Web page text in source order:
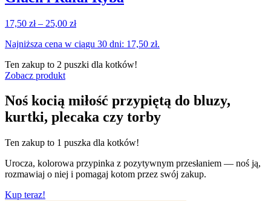
17,50 zł – 25,00 złZakres
od
do
Najniższa cena w ciągu 30 dni: 17,50 zł.
Ten zakup to 2 puszki dla kotków!
Zobacz produkt
Noś kocią miłość przypiętą do bluzy,
kurtki, plecaka czy torby
Ten zakup to 1 puszka dla kotków!
Urocza, kolorowa przypinka z pozytywnym przesłaniem — noś ją,
rozmawiaj o niej i pomagaj kotom przez swój zakup.
Kup teraz!